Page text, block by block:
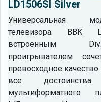
LD1506SI Silver
Универсальная
телевизора BBK
встроенным
проигрывателем
превосходное
все достоинства
мультиформатного